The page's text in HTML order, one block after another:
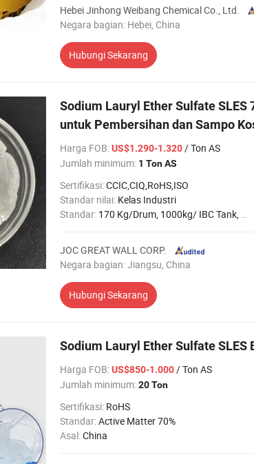
Hebei Jinhong Weibang Chemical Co., Ltd.
Negara bagian: Hebei, China
Hubungi Sekarang
Sodium Lauryl Ether Sulfate SLES
untuk Pembersihan dan Sampo
Harga FOB:US$1.290-1.320/ Ton AS
Jumlah minimum: 1 Ton AS
Sertifikasi:CCIC,CIQ,RoHS,ISO
Standar nilai: Kelas Industri
Standar: 170 Kg/Drum, 1000kg/ IBC Tank, Flexibag
JOC GREAT WALL CORP.
Negara bagian: Jiangsu, China
Hubungi Sekarang
Sodium Lauryl Ether Sulfate
Harga FOB:US$850-1.000/ Ton AS
Jumlah minimum:20 Ton
Sertifikasi: RoHS
Standar:Active Matter 70%
Asal:China